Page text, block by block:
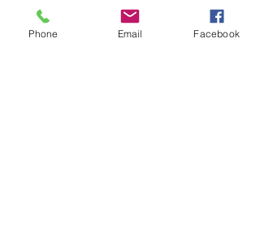
Dias Úteis: 10H00 - 18H00
Phone Email Facebook